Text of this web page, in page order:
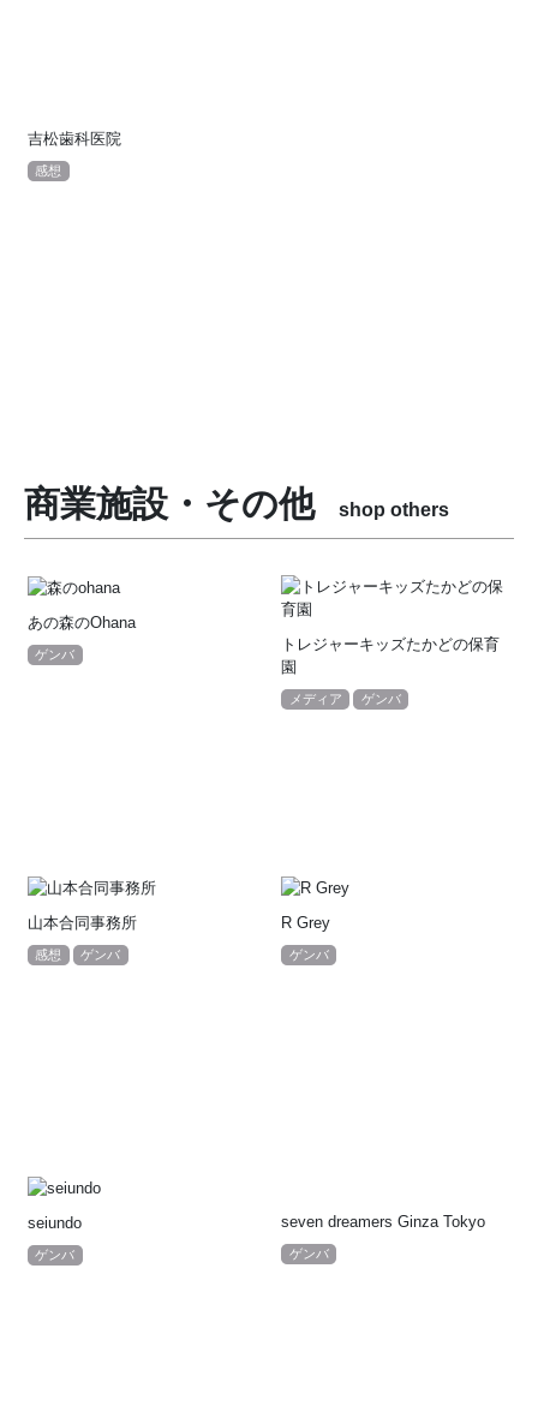
吉松歯科医院
感想
商業施設・その他 shop others
あの森のOhana
ゲンバ
トレジャーキッズたかどの保育
園
メディア ゲンバ
山本合同事務所
感想 ゲンバ
R Grey
ゲンバ
seiundo
ゲンバ
seven dreamers Ginza Tokyo
ゲンバ